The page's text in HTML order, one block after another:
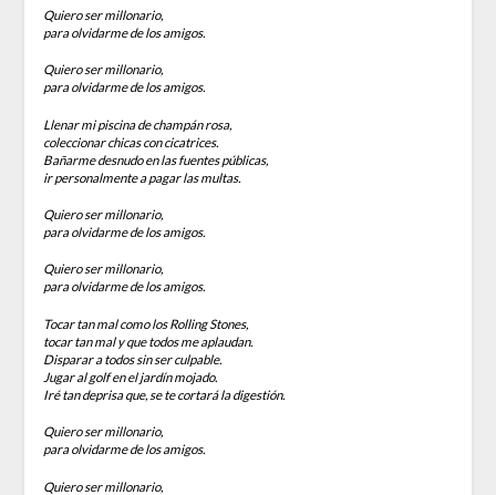
Quiero ser millonario,
para olvidarme de los amigos.
Quiero ser millonario,
para olvidarme de los amigos.
Llenar mi piscina de champán rosa,
coleccionar chicas con cicatrices.
Bañarme desnudo en las fuentes públicas,
ir personalmente a pagar las multas.
Quiero ser millonario,
para olvidarme de los amigos.
Quiero ser millonario,
para olvidarme de los amigos.
Tocar tan mal como los Rolling Stones,
tocar tan mal y que todos me aplaudan.
Disparar a todos sin ser culpable.
Jugar al golf en el jardín mojado.
Iré tan deprisa que, se te cortará la digestión.
Quiero ser millonario,
para olvidarme de los amigos.
Quiero ser millonario,